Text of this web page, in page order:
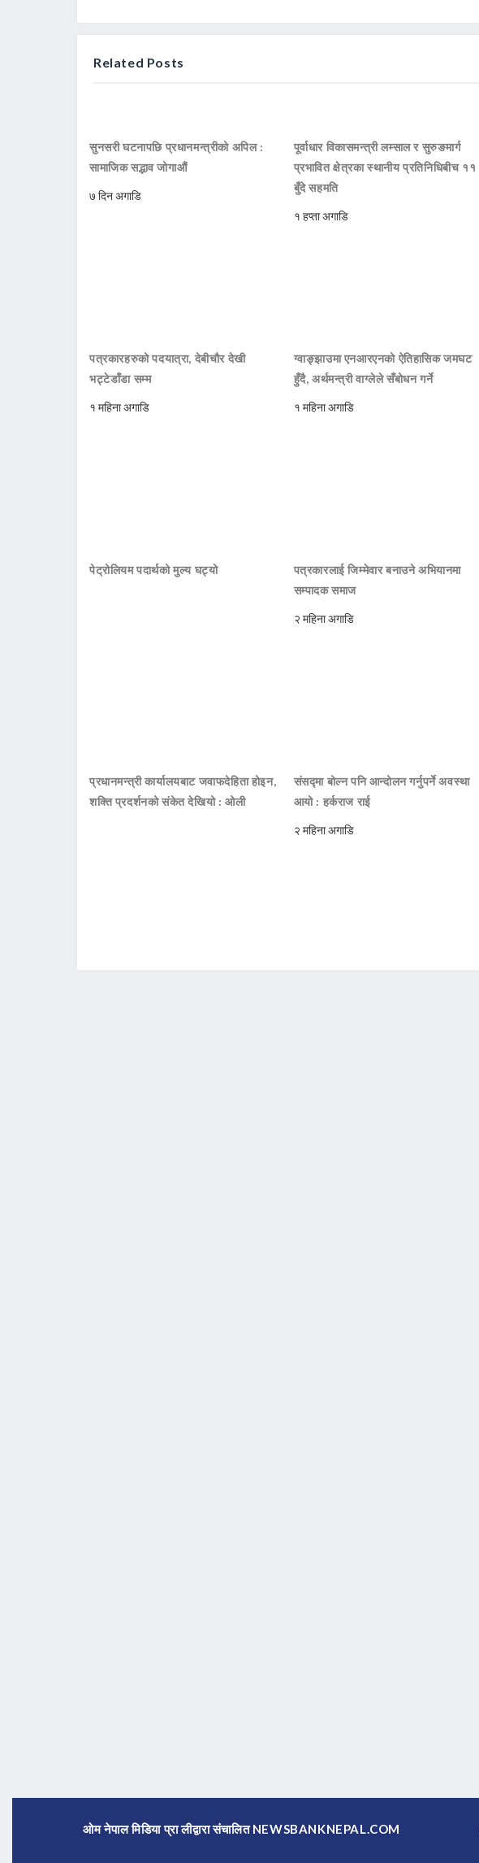
Related Posts
सुनसरी घटनापछि प्रधानमन्त्रीको अपिल :
सामाजिक सद्भाव जोगाऔं
७ दिन अगाडि
पूर्वाधार विकासमन्त्री लम्साल र सुरुङमार्ग
प्रभावित क्षेत्रका स्थानीय प्रतिनिधिबीच ११
बुँदे सहमति
१ हप्ता अगाडि
पत्रकारहरुको पदयात्रा, देबीचौर देखी
भट्टेडाँडा सम्म
१ महिना अगाडि
ग्वाङ्झाउमा एनआरएनको ऐतिहासिक जमघट
हुँदै, अर्थमन्त्री वाग्लेले सँबोधन गर्ने
१ महिना अगाडि
पेट्रोलियम पदार्थको मुल्य घट्यो
पत्रकारलाई जिम्मेवार बनाउने अभियानमा
सम्पादक समाज
२ महिना अगाडि
प्रधानमन्त्री कार्यालयबाट जवाफदेहिता होइन,
शक्ति प्रदर्शनको संकेत देखियो : ओली
संसद्मा बोल्न पनि आन्दोलन गर्नुपर्ने अवस्था
आयो : हर्कराज राई
२ महिना अगाडि
ओम नेपाल मिडिया प्रा लीद्वारा संचालित NEWSBANKNEPAL.COM